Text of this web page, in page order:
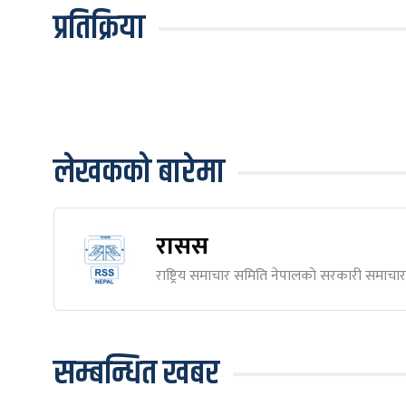
प्रतिक्रिया
लेखकको बारेमा
रासस
राष्ट्रिय समाचार समिति नेपालकाे सरकारी
सम्बन्धित खबर